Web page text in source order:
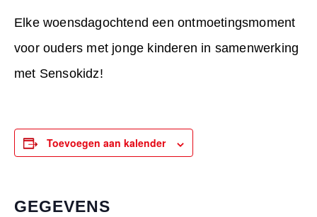
Elke woensdagochtend een ontmoetingsmoment
voor ouders met jonge kinderen in samenwerking
met Sensokidz!
Toevoegen aan kalender
GEGEVENS